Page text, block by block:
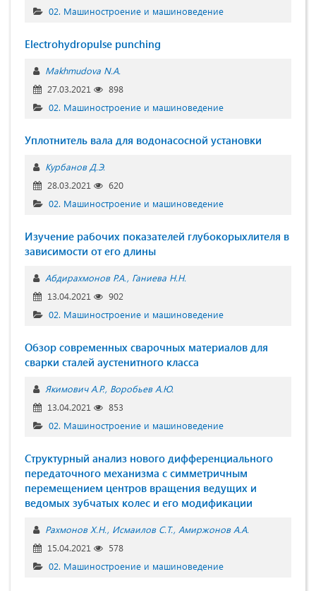
02. Машиностроение и машиноведение
Electrohydropulse punching
Makhmudova N.A.
27.03.2021
898
02. Машиностроение и машиноведение
Уплотнитель вала для водонасосной установки
Курбанов Д.Э.
28.03.2021
620
02. Машиностроение и машиноведение
Изучение рабочих показателей глубокорыхлителя в
зависимости от его длины
Абдирахмонов Р.А. Ганиева Н.Н.
13.04.2021
902
02. Машиностроение и машиноведение
Обзор современных сварочных материалов для
сварки сталей аустенитного класса
Якимович А.Р. Воробьев А.Ю.
13.04.2021
853
02. Машиностроение и машиноведение
Структурный анализ нового дифференциального
передаточного механизма с симметричным
перемещением центров вращения ведущих и
ведомых зубчатых колес и его модификации
Рахмонов Х.Н. Исмаилов С.Т. Амиржонов А.А.
15.04.2021
578
02. Машиностроение и машиноведение